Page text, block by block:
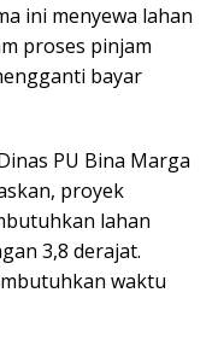
ini menyewa lahan
proses pinjam
bayar
PU Bina Marga
proyek
lahan
3,8 derajat.
waktu